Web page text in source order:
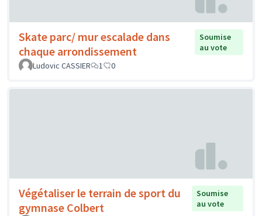
Skate parc/ mur escalade dans
chaque arrondissement
Soumise
au vote
Ludovic CASSIER
1 0
Végétaliser le terrain de sport du
gymnase Colbert
Soumise
au vote